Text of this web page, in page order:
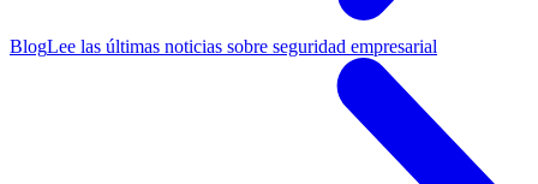
BlogLee las últimas noticias sobre seguridad empresarial